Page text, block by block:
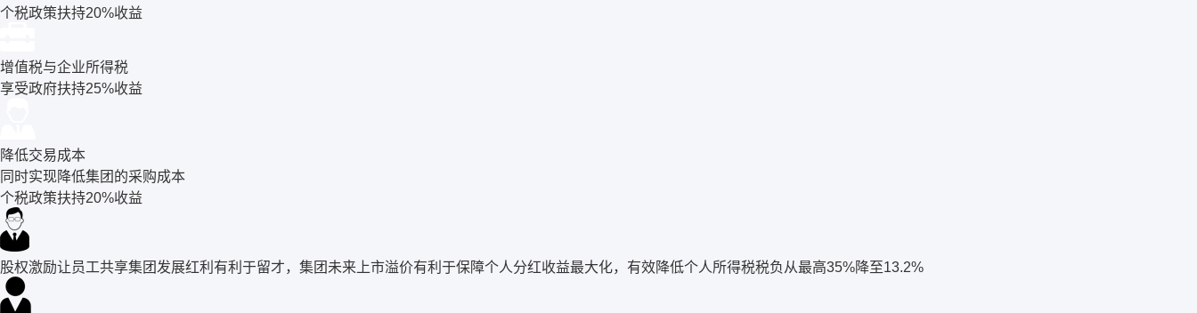
个税政策扶持20%收益
增值税与企业所得税
享受政府扶持25%收益
降低交易成本
同时实现降低集团的采购成本
个税政策扶持20%收益
股权激励让员工共享集团发展红利有利于留才，集团未来上市溢价有利于保障个人分红收益最大化，有效降低个人所得税税负从最高35%降至13.2%